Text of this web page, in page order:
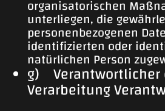
organisatorischen
unterliegen, die
personenbezogenen
identifizierten oder
natürlichen Person
g) Verantwortlicher
Verarbeitung